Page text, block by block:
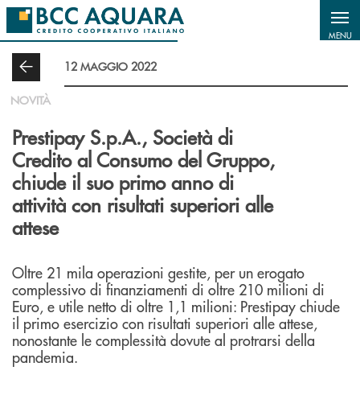
Salta al contenuto principale
MENU
12 MAGGIO 2022
NOVITÀ
Prestipay S.p.A., Società di
Credito al Consumo del Gruppo,
chiude il suo primo anno di
attività con risultati superiori alle
attese
Oltre 21 mila operazioni gestite, per un erogato
complessivo di finanziamenti di oltre 210 milioni di
Euro, e utile netto di oltre 1,1 milioni: Prestipay chiude
il primo esercizio con risultati superiori alle attese,
nonostante le complessità dovute al protrarsi della
pandemia.